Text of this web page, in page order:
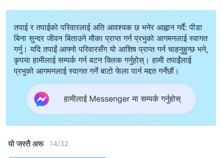
तपाई र तपाईको परिवारलाई अति आवश्यक छ भनेर आह्वान गर्दै: पीडा
बिना सुन्दर जीवन बिताउने मौका प्राप्त गर्न प्रभुको आगमनलाई स्वागत
गर्नु। यदि तपाईं आफ्नो परिवारसँग यो आशिष प्राप्त गर्न चाहनुहुन्छ भने,
कृपया हामीलाई सम्पर्क गर्न बटन क्लिक गर्नुहोस्। हामी तपाईंलाई
प्रभुको आगमनलाई स्वागत गर्ने बाटो फेला पार्न मद्दत गर्नेछौं।
हामीलाई Messenger मा सम्पर्क गर्नुहोस्
यो जस्तै अरू 14/32